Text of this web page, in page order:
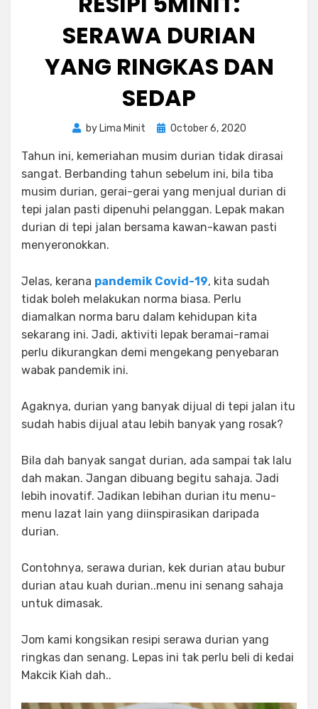
SERAWA DURIAN
YANG RINGKAS DAN
SEDAP
by Lima Minit
Posted
October 6, 2020
Tahun ini, kemeriahan musim durian tidak dirasai
sangat. Berbanding tahun sebelum ini, bila tiba
musim durian, gerai-gerai yang menjual durian di
tepi jalan pasti dipenuhi pelanggan. Lepak makan
durian di tepi jalan bersama kawan-kawan pasti
menyeronokkan.
Jelas, kerana pandemik Covid-19, kita sudah
tidak boleh melakukan norma biasa. Perlu
diamalkan norma baru dalam kehidupan kita
sekarang ini. Jadi, aktiviti lepak beramai-ramai
perlu dikurangkan demi mengekang penyebaran
wabak pandemik ini.
Agaknya, durian yang banyak dijual di tepi jalan itu
sudah habis dijual atau lebih banyak yang rosak?
Bila dah banyak sangat durian, ada sampai tak lalu
dah makan. Jangan dibuang begitu sahaja. Jadi
lebih inovatif. Jadikan lebihan durian itu menu-
menu lazat lain yang diinspirasikan daripada
durian.
Contohnya, serawa durian, kek durian atau bubur
durian atau kuah durian..menu ini senang sahaja
untuk dimasak.
Jom kami kongsikan resipi serawa durian yang
ringkas dan senang. Lepas ini tak perlu beli di kedai
Makcik Kiah dah..